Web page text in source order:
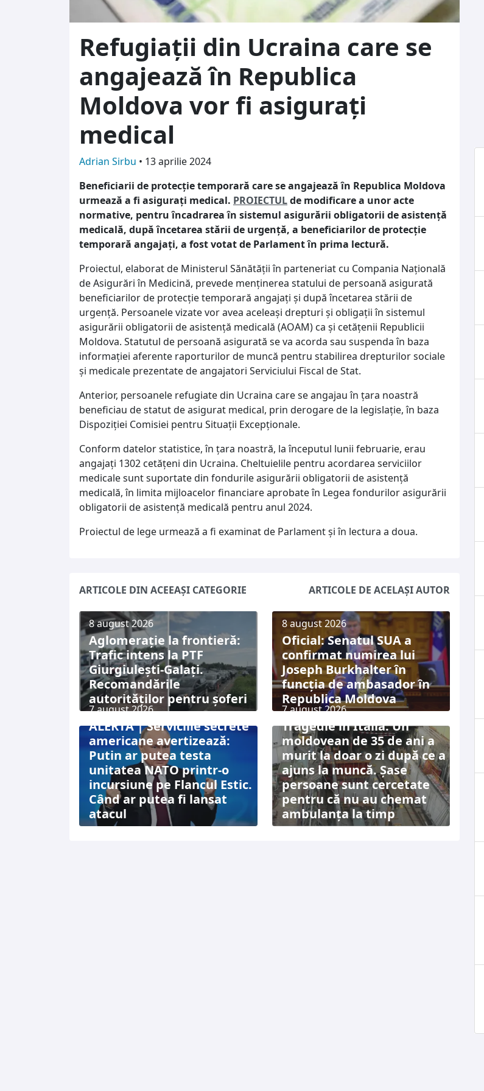
Refugiații din Ucraina care se
angajează în Republica
Moldova vor fi asigurați
medical
Adrian Sirbu • 13 aprilie 2024
Beneficiarii de protecție temporară care se angajează în Republica Moldova
urmează a fi asigurați medical. PROIECTULde modificare a unor acte
normative, pentru încadrarea în sistemul asigurării obligatorii de asistență
medicală, după încetarea stării de urgență, a beneficiarilor de protecție
temporară angajați, a fost votat de Parlament în prima lectură.
Proiectul, elaborat de Ministerul Sănătății în parteneriat cu Compania Națională
de Asigurări în Medicină, prevede menținerea statului de persoană asigurată
beneficiarilor de protecție temporară angajați și după încetarea stării de
urgență. Persoanele vizate vor avea aceleași drepturi și obligații în sistemul
asigurării obligatorii de asistență medicală (AOAM) ca și cetățenii Republicii
Moldova. Statutul de persoană asigurată se va acorda sau suspenda în baza
informației aferente raporturilor de muncă pentru stabilirea drepturilor sociale
și medicale prezentate de angajatori Serviciului Fiscal de Stat.
Anterior, persoanele refugiate din Ucraina care se angajau în țara noastră
beneficiau de statut de asigurat medical, prin derogare de la legislație, în baza
Dispoziției Comisiei pentru Situații Excepționale.
Conform datelor statistice, în țara noastră, la începutul lunii februarie, erau
angajați 1302 cetățeni din Ucraina. Cheltuielile pentru acordarea serviciilor
medicale sunt suportate din fondurile asigurării obligatorii de asistență
medicală, în limita mijloacelor financiare aprobate în Legea fondurilor asigurării
obligatorii de asistență medicală pentru anul 2024.
Proiectul de lege urmează a fi examinat de Parlament și în lectura a doua.
ARTICOLE DIN ACEEAȘI CATEGORIE ARTICOLE DE ACELAȘI AUTOR
8 august 2026
Aglomerație la frontieră:
Trafic intens la PTF
Giurgiulești-Galați.
Recomandările
autorităților pentru șoferi
8 august 2026
Oficial: Senatul SUA a
confirmat numirea lui
Joseph Burkhalter în
funcția de ambasador în
Republica Moldova
7 august 2026
ALERTĂ | Serviciile secrete
americane avertizează:
Putin ar putea testa
unitatea NATO printr-o
incursiune pe Flancul Estic.
Când ar putea fi lansat
atacul
7 august 2026
Tragedie în Italia: Un
moldovean de 35 de ani a
murit la doar o zi după ce a
ajuns la muncă. Șase
persoane sunt cercetate
pentru că nu au chemat
ambulanța la timp